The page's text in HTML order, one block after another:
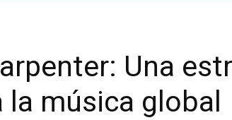
Una
música global